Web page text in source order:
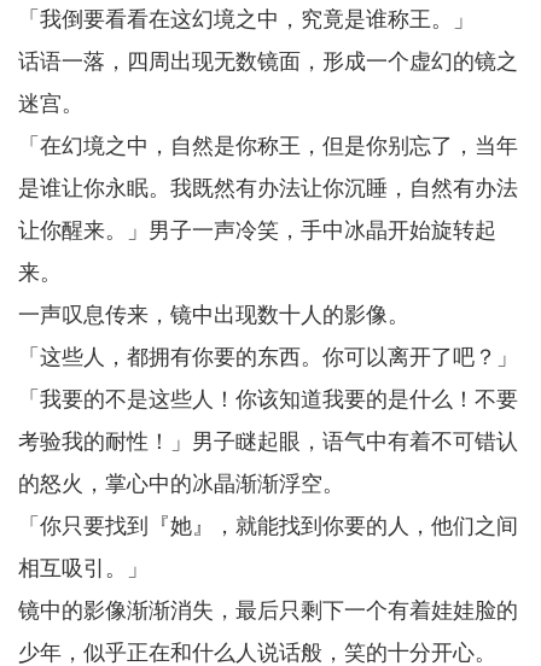
「我倒要看看在这幻境之中，究竟是谁称王。」
话语一落，四周出现无数镜面，形成一个虚幻的镜之
迷宫。
「在幻境之中，自然是你称王，但是你别忘了，当年
是谁让你永眠。我既然有办法让你沉睡，自然有办法
让你醒来。」男子一声冷笑，手中冰晶开始旋转起
来。
一声叹息传来，镜中出现数十人的影像。
「这些人，都拥有你要的东西。你可以离开了吧？」
「我要的不是这些人！你该知道我要的是什么！不要
考验我的耐性！」男子瞇起眼，语气中有着不可错认
的怒火，掌心中的冰晶渐渐浮空。
「你只要找到『她』，就能找到你要的人，他们之间
相互吸引。」
镜中的影像渐渐消失，最后只剩下一个有着娃娃脸的
少年，似乎正在和什么人说话般，笑的十分开心。